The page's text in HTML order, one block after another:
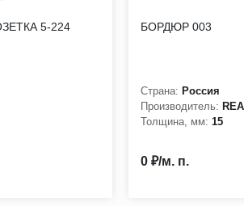
5-224 БОРДЮР 003
Страна: Россия
Производитель:
Толщина, мм: 15
0 ₽/м. п.